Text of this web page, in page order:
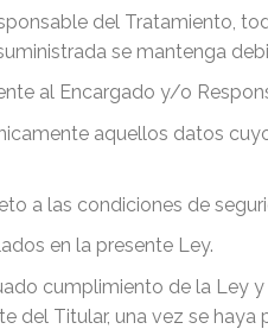
del Tratamiento,
se mantenga
al Encargado y/o
aquellos datos
a las condiciones de
en la presente Ley.
cumplimiento de la Ley
Titular, una vez se